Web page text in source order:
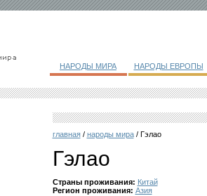
НАРОДЫ МИРА НАРОДЫ ЕВРОПЫ
главная/ народы мира/ Гэлао
Гэлао
Страны проживания: Китай
Регион проживания: Азия